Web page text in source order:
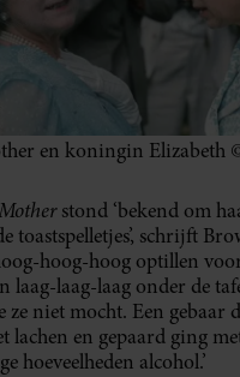
en koningin Elizabeth
stond ‘bekend om
toastspelletjes’, schrijft
hoog-hoog optillen
laag-laag-laag onder de
ze niet mocht. Een gebaar
lachen en gepaard ging
hoeveelheden alcohol.’